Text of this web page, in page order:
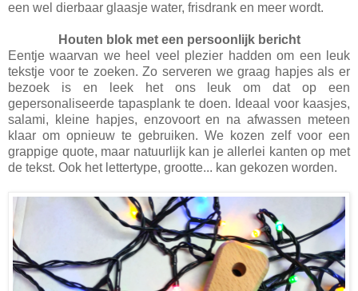
een wel dierbaar glaasje water, frisdrank en meer wordt.
Houten blok met een persoonlijk bericht
Eentje waarvan we heel veel plezier hadden om een leuk
tekstje voor te zoeken. Zo serveren we graag hapjes als er
bezoek is en leek het ons leuk om dat op een
gepersonaliseerde tapasplank te doen. Ideaal voor kaasjes,
salami, kleine hapjes, enzovoort en na afwassen meteen
klaar om opnieuw te gebruiken. We kozen zelf voor een
grappige quote, maar natuurlijk kan je allerlei kanten op met
de tekst. Ook het lettertype, grootte... kan gekozen worden.